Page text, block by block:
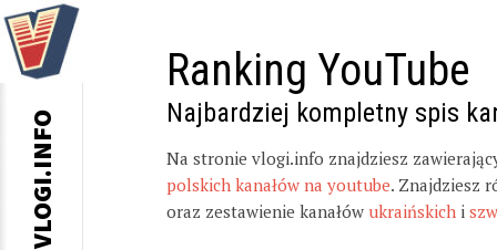
Ranking YouTube
Najbardziej kompletny spis
Na stronie vlogi.info znajdziesz
polskich kanałów na youtube. Znajdziesz
oraz zestawienie kanałów ukraińskich i
VLOGI.INFO